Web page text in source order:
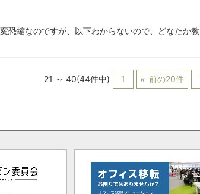
恐縮なのですが、以下わからないので、どなたか
21 ～ 40(44件中) 1 前の20件